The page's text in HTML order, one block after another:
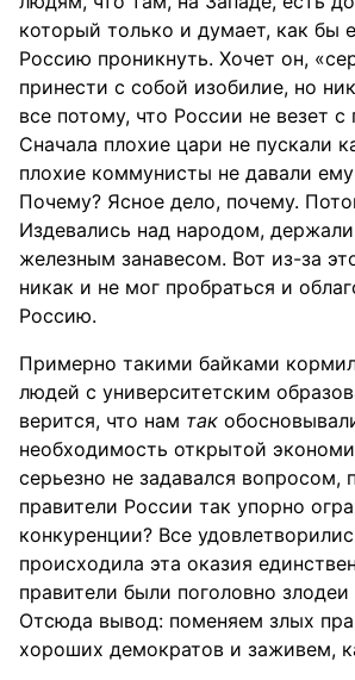
который только и думает, как бы
Россию проникнуть. Хочет он,
принести с собой изобилие, но
все потому, что России не везет с
Сначала плохие цари не пускали
плохие коммунисты не давали
Почему? Ясное дело, почему.
Издевались над народом, держали
железным занавесом. Вот из-за
никак и не мог пробраться и
Россию.
Примерно такими байками
людей с университетским
верится, что нам так
необходимость открытой
серьезно не задавался вопросом,
правители России так упорно
конкуренции? Все
происходила эта оказия
правители были поголовно злодеи
Отсюда вывод: поменяем злых
хороших демократов и заживем,